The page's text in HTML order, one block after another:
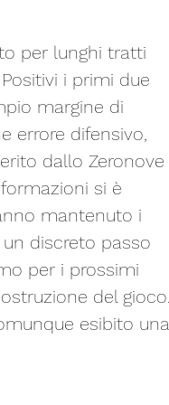
per lunghi tratti
i primi due
margine di
errore difensivo,
dallo Zeronove
si è
mantenuto i
discreto passo
per i prossimi
del gioco.
esibito una